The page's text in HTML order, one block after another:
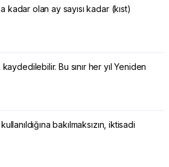
kadar olan ay sayısı kadar (kıst)
Bu sınır her yıl Yeniden
bakılmaksızın, iktisadi